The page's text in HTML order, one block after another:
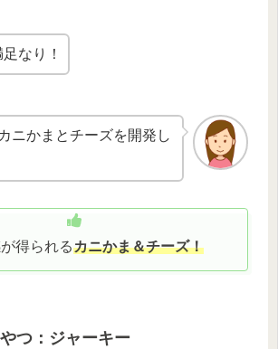
なり！
ニかまとチーズを開発し
得られるカニかま＆チーズ！
つ：ジャーキー